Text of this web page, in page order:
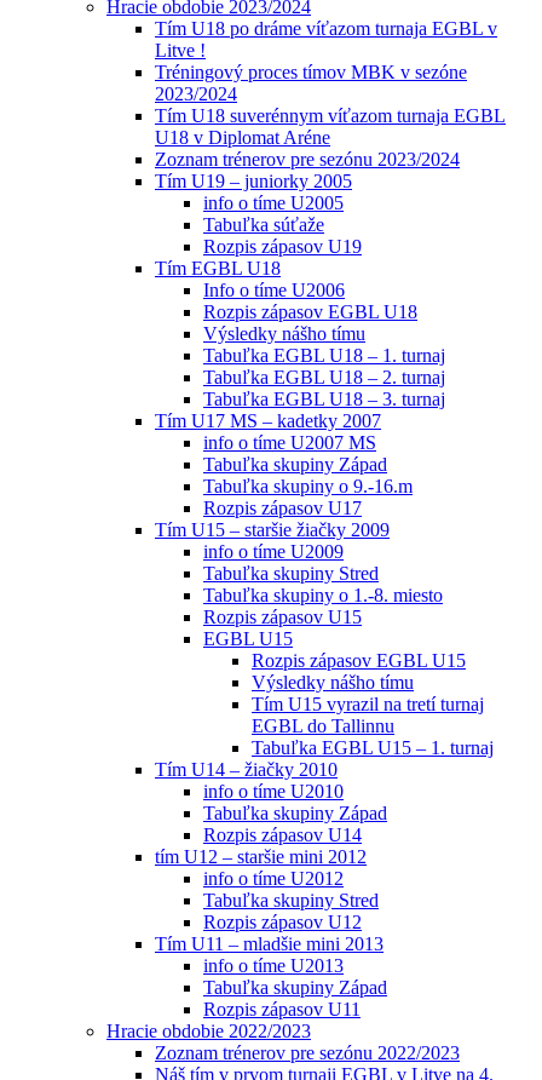
Hracie obdobie 2023/2024
Tím U18 po dráme víťazom turnaja EGBL v
Litve !
Tréningový proces tímov MBK v sezóne
2023/2024
Tím U18 suverénnym víťazom turnaja EGBL
U18 v Diplomat Aréne
Zoznam trénerov pre sezónu 2023/2024
Tím U19 – juniorky 2005
info o tíme U2005
Tabuľka súťaže
Rozpis zápasov U19
Tím EGBL U18
Info o tíme U2006
Rozpis zápasov EGBL U18
Výsledky nášho tímu
Tabuľka EGBL U18 – 1. turnaj
Tabuľka EGBL U18 – 2. turnaj
Tabuľka EGBL U18 – 3. turnaj
Tím U17 MS – kadetky 2007
info o tíme U2007 MS
Tabuľka skupiny Západ
Tabuľka skupiny o 9.-16.m
Rozpis zápasov U17
Tím U15 – staršie žiačky 2009
info o tíme U2009
Tabuľka skupiny Stred
Tabuľka skupiny o 1.-8. miesto
Rozpis zápasov U15
EGBL U15
Rozpis zápasov EGBL U15
Výsledky nášho tímu
Tím U15 vyrazil na tretí turnaj
EGBL do Tallinnu
Tabuľka EGBL U15 – 1. turnaj
Tím U14 – žiačky 2010
info o tíme U2010
Tabuľka skupiny Západ
Rozpis zápasov U14
tím U12 – staršie mini 2012
info o tíme U2012
Tabuľka skupiny Stred
Rozpis zápasov U12
Tím U11 – mladšie mini 2013
info o tíme U2013
Tabuľka skupiny Západ
Rozpis zápasov U11
Hracie obdobie 2022/2023
Zoznam trénerov pre sezónu 2022/2023
Náš tím v prvom turnaji EGBL v Litve na 4.